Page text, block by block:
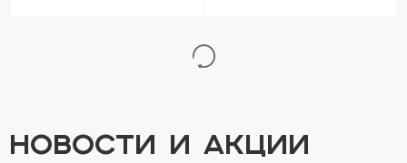
НОВОСТИ И АКЦИИ